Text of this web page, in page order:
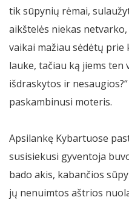
tik sūpynių rėmai,
aikštelės niekas
vaikai mažiau sėdėtų
lauke, tačiau ką jiems ten
išdraskytos ir
paskambinusi moteris.
Apsilankę Kybartuose
susisiekusi gyventoja
bado akis, kabančios
jų nenuimtos aštrios